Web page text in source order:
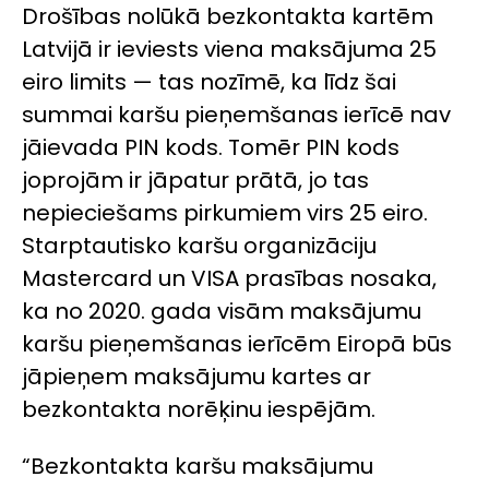
Drošības nolūkā bezkontakta kartēm
Latvijā ir ieviests viena maksājuma 25
eiro limits — tas nozīmē, ka līdz šai
summai karšu pieņemšanas ierīcē nav
jāievada PIN kods. Tomēr PIN kods
joprojām ir jāpatur prātā, jo tas
nepieciešams pirkumiem virs 25 eiro.
Starptautisko karšu organizāciju
Mastercard un VISA prasības nosaka,
ka no 2020. gada visām maksājumu
karšu pieņemšanas ierīcēm Eiropā būs
jāpieņem maksājumu kartes ar
bezkontakta norēķinu iespējām.
“Bezkontakta karšu maksājumu